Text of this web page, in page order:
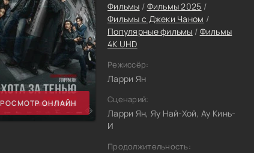
ОНЛАЙН
Фильмы / Фильмы 2025 /
Фильмы с Джеки Чаном /
Популярные фильмы / Фильмы
4K UHD
Режиссёр:
Ларри Ян
Сценарий:
Ларри Ян, Яу Най-Хой, Ау Кинь-
И
Продолжительность: